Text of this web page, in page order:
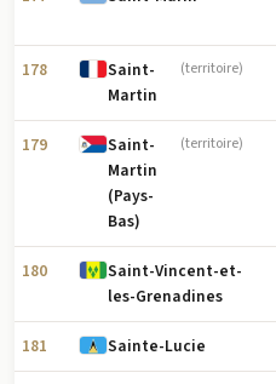
178
Saint-
Martin
(territoire)
179
Saint-
Martin
(Pays-
Bas)
(territoire)
180
Saint-Vincent-et-
les-Grenadines
181 Sainte-Lucie